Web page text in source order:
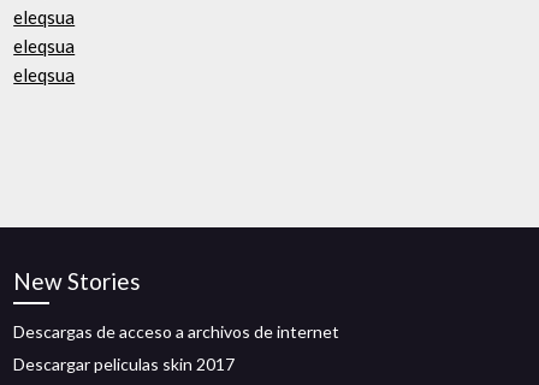
eleqsua
eleqsua
eleqsua
New Stories
Descargas de acceso a archivos de internet
Descargar peliculas skin 2017